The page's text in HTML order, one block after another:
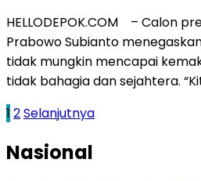
HELLODEPOK.COM – Calon
Prabowo Subianto
tidak mungkin mencapai
tidak bahagia dan sejahtera.
Paginasi
1 2Selanjutnya
Nasional